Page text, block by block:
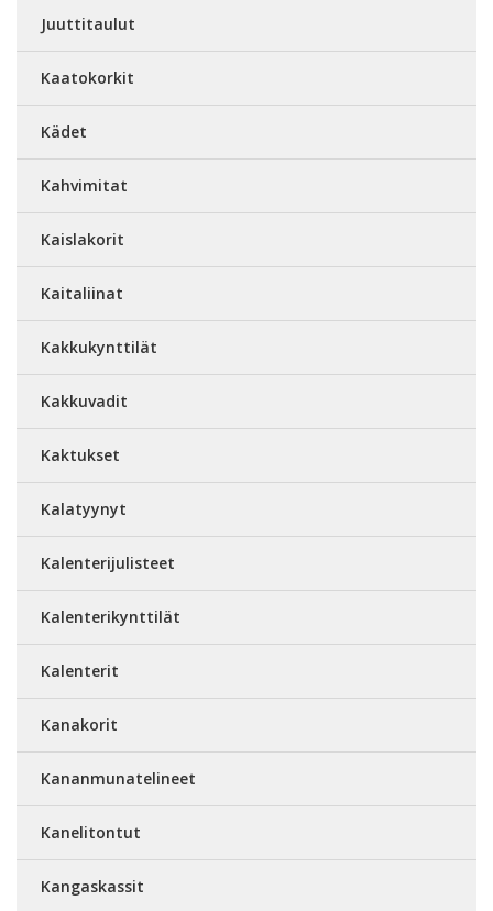
Juuttitaulut
Kaatokorkit
Kädet
Kahvimitat
Kaislakorit
Kaitaliinat
Kakkukynttilät
Kakkuvadit
Kaktukset
Kalatyynyt
Kalenterijulisteet
Kalenterikynttilät
Kalenterit
Kanakorit
Kananmunatelineet
Kanelitontut
Kangaskassit